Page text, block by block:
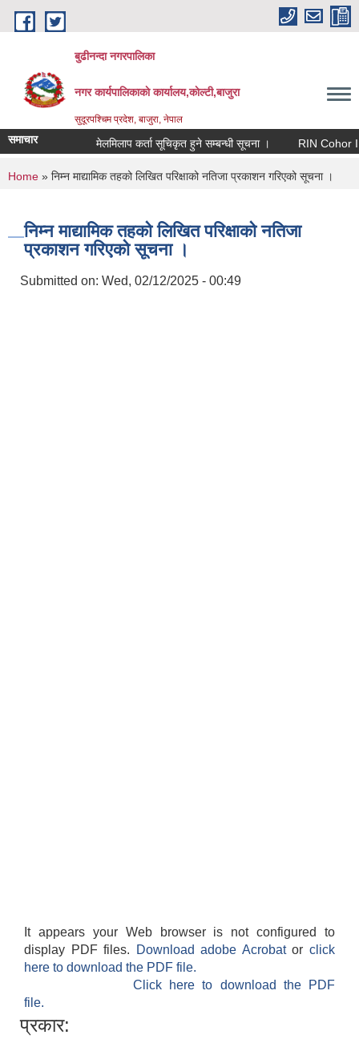
Skip to main content
बुढीनन्दा नगरपालिका
नगर कार्यपालिकाकाे कार्यालय,काेल्टी,बाजुरा
सुदूरपश्चिम प्रदेश, बाजुरा, नेपाल
समाचार मेलमिलाप कर्ता सूचिकृत हुने सम्बन्धी सूचना । RIN Cohor III
You are here
Home » निम्न माद्यामिक तहको लिखित परिक्षाको नतिजा प्रकाशन गरिएको सूचना ।
निम्न माद्यामिक तहको लिखित परिक्षाको नतिजा
प्रकाशन गरिएको सूचना ।
Submitted on: Wed, 02/12/2025 - 00:49
It appears your Web browser is not configured to
display PDF files.
Download adobe Acrobatorclick
here to download the PDF file.
Click here to download the PDF
file.
प्रकार: